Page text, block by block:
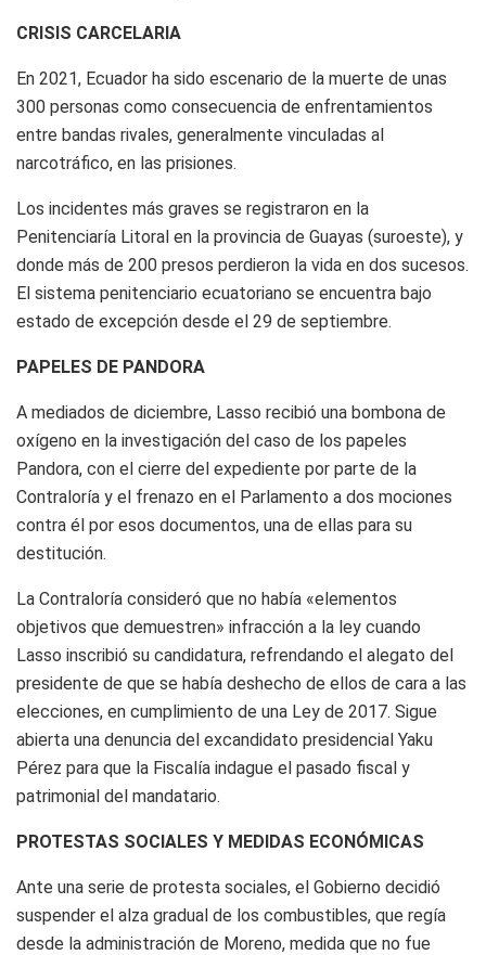
CRISIS CARCELARIA
En 2021, Ecuador ha sido escenario de la muerte de unas
300 personas como consecuencia de enfrentamientos
entre bandas rivales, generalmente vinculadas al
narcotráfico, en las prisiones.
Los incidentes más graves se registraron en la
Penitenciaría Litoral en la provincia de Guayas (suroeste), y
donde más de 200 presos perdieron la vida en dos sucesos.
El sistema penitenciario ecuatoriano se encuentra bajo
estado de excepción desde el 29 de septiembre.
PAPELES DE PANDORA
A mediados de diciembre, Lasso recibió una bombona de
oxígeno en la investigación del caso de los papeles
Pandora, con el cierre del expediente por parte de la
Contraloría y el frenazo en el Parlamento a dos mociones
contra él por esos documentos, una de ellas para su
destitución.
La Contraloría consideró que no había «elementos
objetivos que demuestren» infracción a la ley cuando
Lasso inscribió su candidatura, refrendando el alegato del
presidente de que se había deshecho de ellos de cara a las
elecciones, en cumplimiento de una Ley de 2017. Sigue
abierta una denuncia del excandidato presidencial Yaku
Pérez para que la Fiscalía indague el pasado fiscal y
patrimonial del mandatario.
PROTESTAS SOCIALES Y MEDIDAS ECONÓMICAS
Ante una serie de protesta sociales, el Gobierno decidió
suspender el alza gradual de los combustibles, que regía
desde la administración de Moreno, medida que no fue